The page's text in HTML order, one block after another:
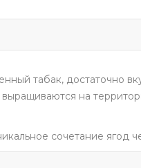
табак, достаточно
на
сочетание ягод